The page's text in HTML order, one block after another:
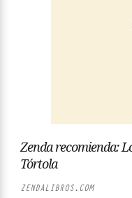
Zenda recomienda:
Tórtola
ZENDALIBROS.COM